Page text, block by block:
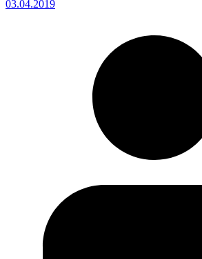
03.04.2019